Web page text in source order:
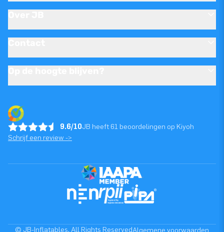
9.6/10JB heeft 61 beoordelingen op Kiyoh
Schrijf een review ->
© JB-Inflatables. All Rights ReservedAlgemene voorwaarden